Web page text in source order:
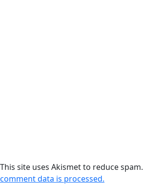
This site uses Akismet to reduce spam.
comment data is processed.